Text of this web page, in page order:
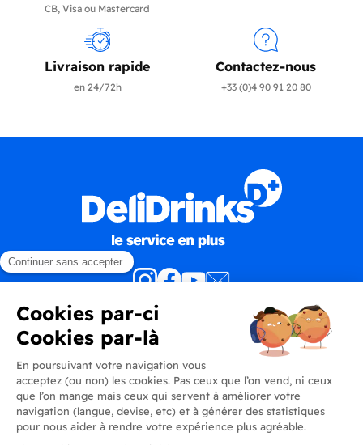
CB, Visa ou Mastercard
Livraison rapide
en 24/72h
Contactez-nous
+33 (0)4 90 91 20 80
Produits
En savoir plus